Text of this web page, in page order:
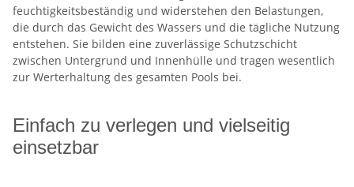
feuchtigkeitsbeständig und widerstehen den Belastungen,
die durch das Gewicht des Wassers und die tägliche Nutzung
entstehen. Sie bilden eine zuverlässige Schutzschicht
zwischen Untergrund und Innenhülle und tragen wesentlich
zur Werterhaltung des gesamten Pools bei.
Einfach zu verlegen und vielseitig
einsetzbar